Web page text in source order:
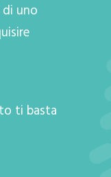
uno
ti basta